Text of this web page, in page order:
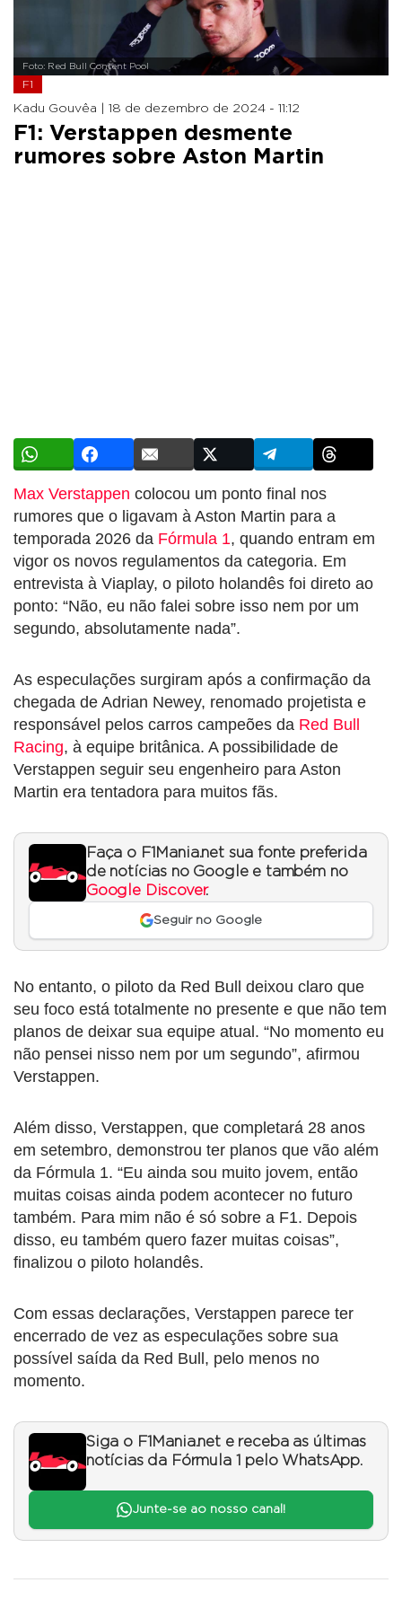
Foto: Red Bull Content Pool
F1
Kadu Gouvêa | 18 de dezembro de 2024 - 11:12
F1: Verstappen desmente
rumores sobre Aston Martin
Max Verstappen colocou um ponto final nos
rumores que o ligavam à Aston Martin para a
temporada 2026 da Fórmula 1, quando entram em
vigor os novos regulamentos da categoria. Em
entrevista à Viaplay, o piloto holandês foi direto ao
ponto: “Não, eu não falei sobre isso nem por um
segundo, absolutamente nada”.
As especulações surgiram após a confirmação da
chegada de Adrian Newey, renomado projetista e
responsável pelos carros campeões da Red Bull
Racing, à equipe britânica. A possibilidade de
Verstappen seguir seu engenheiro para Aston
Martin era tentadora para muitos fãs.
Faça o F1Mania.net sua fonte preferida
de notícias no Google e também no
Google Discover.
Seguir no Google
No entanto, o piloto da Red Bull deixou claro que
seu foco está totalmente no presente e que não tem
planos de deixar sua equipe atual. “No momento eu
não pensei nisso nem por um segundo”, afirmou
Verstappen.
Além disso, Verstappen, que completará 28 anos
em setembro, demonstrou ter planos que vão além
da Fórmula 1. “Eu ainda sou muito jovem, então
muitas coisas ainda podem acontecer no futuro
também. Para mim não é só sobre a F1. Depois
disso, eu também quero fazer muitas coisas”,
finalizou o piloto holandês.
Com essas declarações, Verstappen parece ter
encerrado de vez as especulações sobre sua
possível saída da Red Bull, pelo menos no
momento.
Siga o F1Mania.net e receba as últimas
notícias da Fórmula 1 pelo WhatsApp.
Junte-se ao nosso canal!